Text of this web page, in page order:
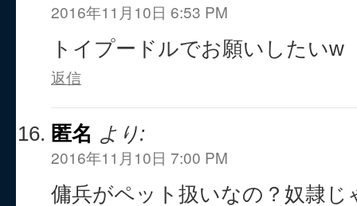
2016年11月10日 6:53 PM
トイプードルでお願いしたいw
返信
匿名 より:
2016年11月10日 7:00 PM
傭兵がペット扱いなの？奴隷じ